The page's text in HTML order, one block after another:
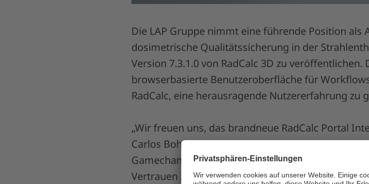
Die LAP Gruppe nimmt eine führende Position als
dosimetrische Qualitätssicherung in der
Version 7.3.1.0 von RadCalc 3D zu
browserbasierte Benutzeroberfläche für
RadCalc, eine herausragende Nutzererfahrung zu
„Wir freuen uns, das brandneue RadCalc Portal
Carlos Bohorquez, Senior Product Manager von
Gamechanger für die tägliche Anwendung, denn
Vertrauen zu stärken und Workflows zu